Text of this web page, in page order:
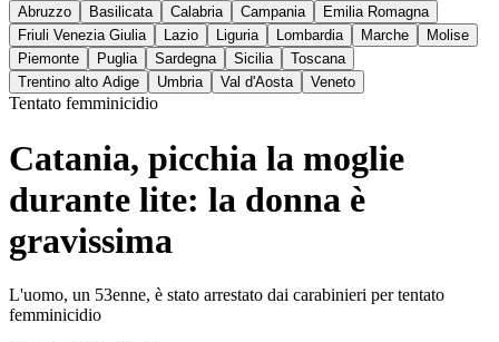
Abruzzo Basilicata Calabria Campania
Emilia Romagna
Friuli Venezia Giulia
Lazio Liguria Lombardia Marche
Molise
Piemonte
Puglia Sardegna Sicilia
Toscana
Trentino alto Adige
Umbria Val d'Aosta Veneto
Tentato femminicidio
Catania, picchia la moglie
durante lite: la donna è
gravissima
L'uomo, un 53enne, è stato arrestato dai carabinieri per tentato
femminicidio